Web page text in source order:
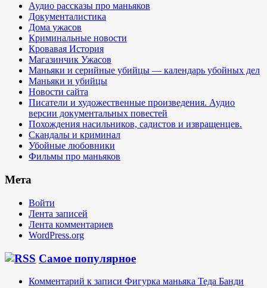
Аудио рассказы про маньяков
Документалистика
Дома ужасов
Криминальные новости
Кровавая История
Магазинчик Ужасов
Маньяки и серийные убийцы — календарь убойных дел
Маньяки и убийцы
Новости сайта
Писатели и художественные произведения. Аудио
версии документальных повестей
Похождения насильников, садистов и извращенцев.
Скандалы и криминал
Убойные любовники
Фильмы про маньяков
Мета
Войти
Лента записей
Лента комментариев
WordPress.org
Самое популярное
Комментарий к записи Фигурка маньяка Теда Банди